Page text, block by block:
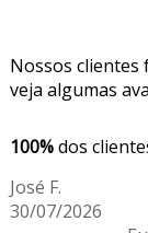
Nossos clientes
veja algumas
100%dos
José F.
30/07/2026